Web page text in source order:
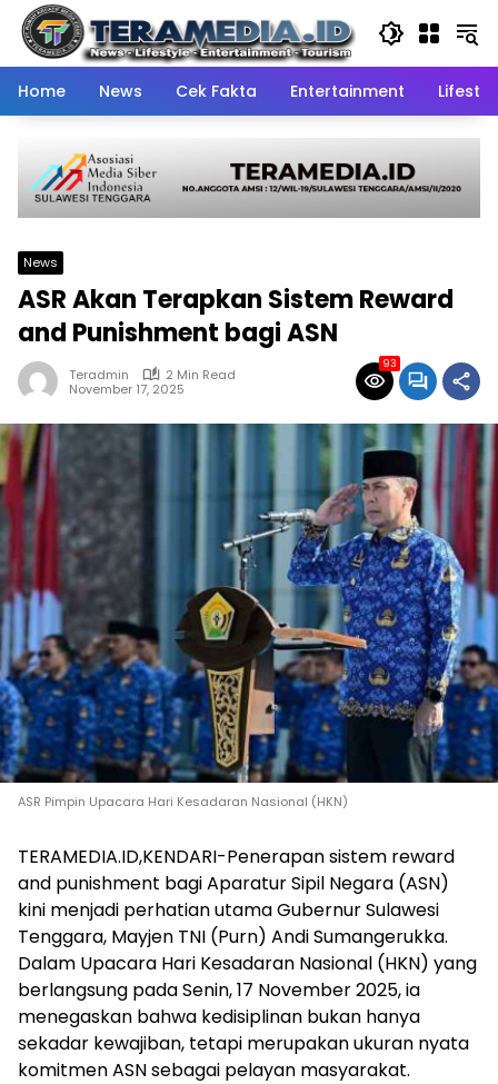
Skip
content
Home
News Cek Fakta Entertainment
News
ASR Akan Terapkan Sistem Reward
and Punishment bagi ASN
Teradmin
2 Min Read
November 17, 2025
93
ASR Pimpin Upacara Hari Kesadaran Nasional (HKN)
TERAMEDIA.ID,KENDARI-Penerapan sistem reward
and punishment bagi Aparatur Sipil Negara (ASN)
kini menjadi perhatian utama Gubernur Sulawesi
Tenggara, Mayjen TNI (Purn) Andi Sumangerukka.
Dalam Upacara Hari Kesadaran Nasional (HKN) yang
berlangsung pada Senin, 17 November 2025, ia
menegaskan bahwa kedisiplinan bukan hanya
sekadar kewajiban, tetapi merupakan ukuran nyata
komitmen ASN sebagai pelayan masyarakat.